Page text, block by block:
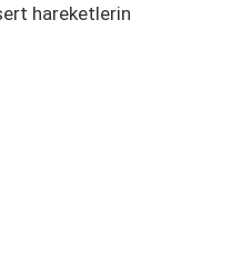
hareketlerin